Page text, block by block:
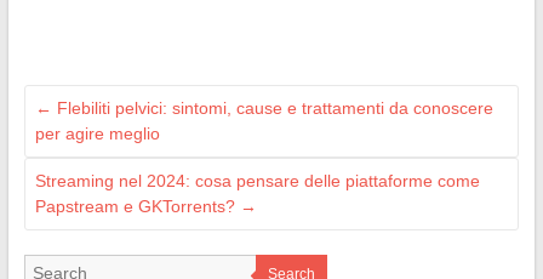
← Flebiliti pelvici: sintomi, cause e trattamenti da conoscere
per agire meglio
Streaming nel 2024: cosa pensare delle piattaforme come
Papstream e GKTorrents? →
Search